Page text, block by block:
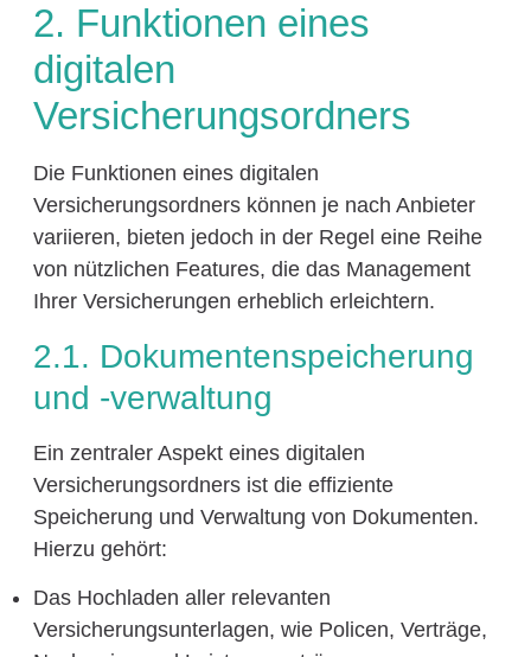
2. Funktionen eines
digitalen
Versicherungsordners
Die Funktionen eines digitalen
Versicherungsordners können je nach Anbieter
variieren, bieten jedoch in der Regel eine Reihe
von nützlichen Features, die das Management
Ihrer Versicherungen erheblich erleichtern.
2.1. Dokumentenspeicherung
und -verwaltung
Ein zentraler Aspekt eines digitalen
Versicherungsordners ist die effiziente
Speicherung und Verwaltung von Dokumenten.
Hierzu gehört:
Das Hochladen aller relevanten
Versicherungsunterlagen, wie Policen, Verträge,